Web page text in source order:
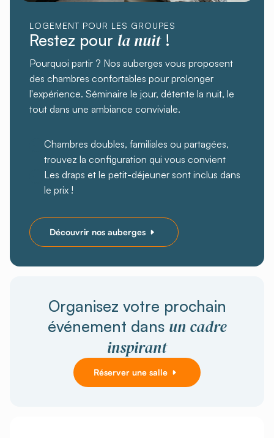
LOGEMENT POUR LES GROUPES
Restez pour la nuit!
Pourquoi partir ? Nos auberges vous proposent
des chambres confortables pour prolonger
l'expérience. Séminaire le jour, détente la nuit, le
tout dans une ambiance conviviale.
Chambres doubles, familiales ou partagées,
trouvez la configuration qui vous convient
Les draps et le petit-déjeuner sont inclus dans
le prix !
Découvrir nos auberges
Organisez votre prochain
événement dans un cadre
inspirant
Réserver une salle